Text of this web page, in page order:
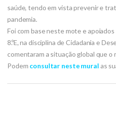
saúde, tendo em vista prevenir e
pandemia.
Foi com base neste mote e
8.ºE, na disciplina de Cidadania e
comentaram a situação global que o
Podem consultar neste mural as